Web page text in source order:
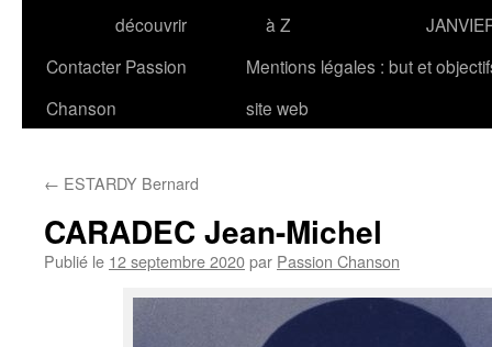
découvrir
à Z
Contacter Passion
Chanson
Mentions légales : but et
site web
← ESTARDY Bernard
CARADEC Jean-Michel
Publié le 12 septembre 2020par Passion Chanson